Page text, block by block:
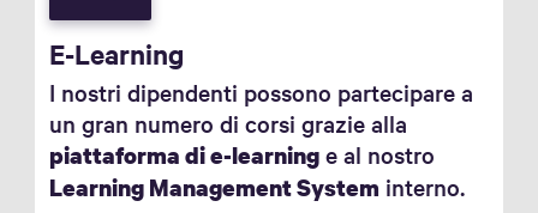
E-Learning
I nostri dipendenti possono partecipare a
un gran numero di corsi grazie alla
piattaforma di e-learninge al nostro
Learning Management System interno.